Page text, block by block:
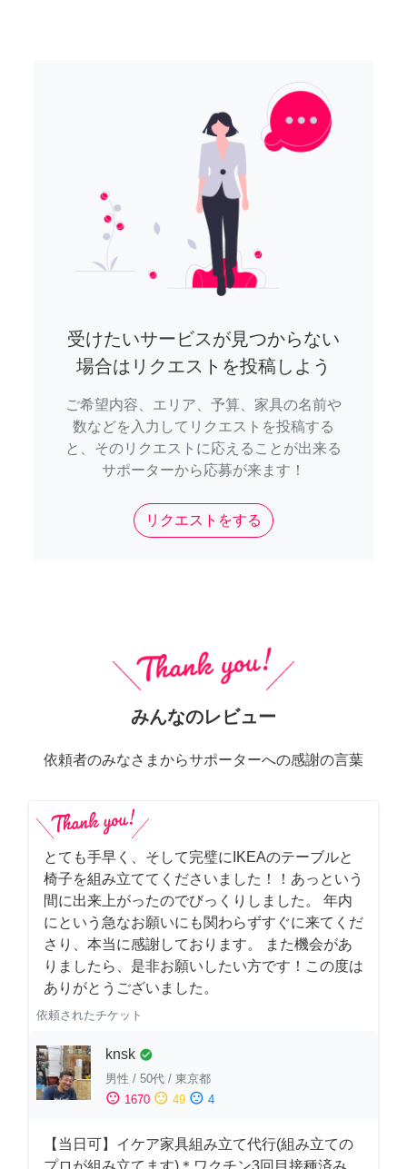
受けたいサービスが見つからない
場合はリクエストを投稿しよう
ご希望内容、エリア、予算、家具の名前や
数などを入力してリクエストを投稿する
と、そのリクエストに応えることが出来る
サポーターから応募が来ます！
リクエストをする
みんなのレビュー
依頼者のみなさまからサポーターへの感謝の言葉
とても手早く、そして完璧にIKEAのテーブルと
椅子を組み立ててくださいました！！あっという
間に出来上がったのでびっくりしました。 年内
にという急なお願いにも関わらずすぐに来てくだ
さり、本当に感謝しております。 また機会があ
りましたら、是非お願いしたい方です！この度は
ありがとうございました。
依頼されたチケット
knsk check_circle
男性 / 50代 / 東京都
sentiment_satisfied 1670 sentiment_neutral 49 sentiment_dissatisfied 4
【当日可】イケア家具組み立て代行(組み立ての
プロが組み立てます)＊ワクチン3回目接種済み